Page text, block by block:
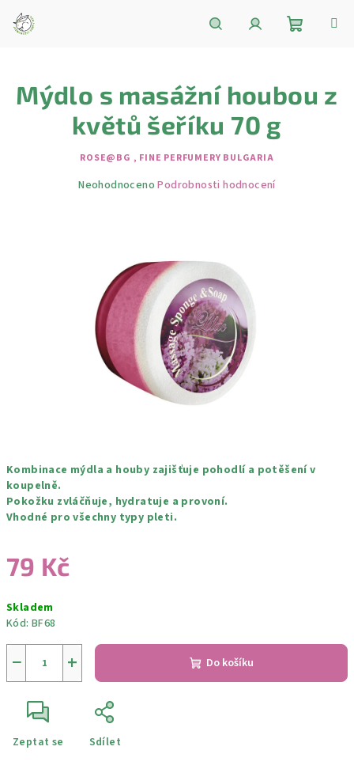
obsah
košík
Kombinace mýdla a houby zajišťuje pohodlí a potěšení v
koupelně.
Pokožku zvláčňuje, hydratuje a provoní.
Vhodné pro všechny typy pleti.
79 Kč
cena:
Skladem
Kód: BF68
+
− Do košíku
Zeptat se Sdílet
Mýdlo s masážní houbou z
květů šeříku 70 g
ROSE@BG , FINE PERFUMERY BULGARIA
Průměrné
hvězdiček.
Neohodnoceno Podrobnosti hodnocení